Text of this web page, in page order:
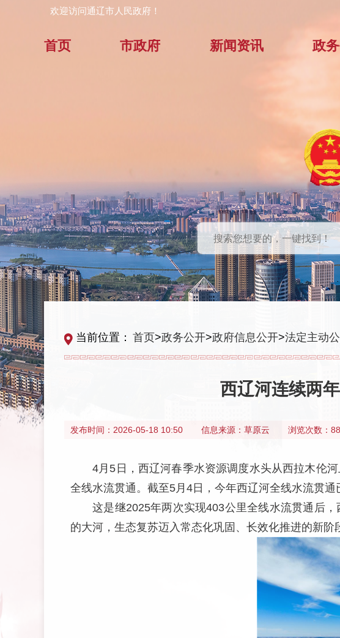
欢迎访问通辽市人民政府！
首页 市政府 新闻资讯 政
当前位置： 首页>政务公开>政府信息公开>法定主动
西辽河连续两
发布时间： 2026-05-18 10:50 信息来源： 草原云 浏览次数：88
4月5日，西辽河春季水资源调度水头从西拉木伦
全线水流贯通。截至5月4日，今年西辽河全线水流贯
这是继2025年两次实现403公里全线水流贯通后
的大河，生态复苏迈入常态化巩固、长效化推进的新阶